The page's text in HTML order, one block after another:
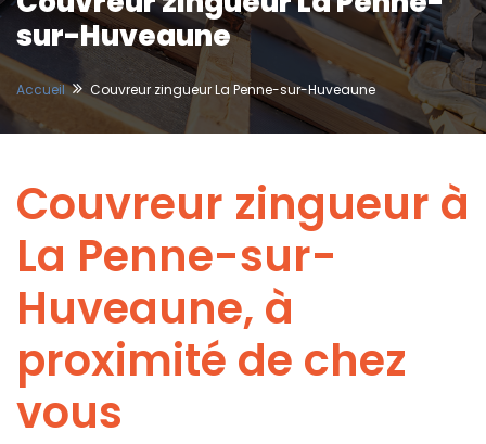
sur-Huveaune
Accueil Couvreur zingueur La Penne-sur-Huveaune
Couvreur zingueur à
La Penne-sur-
Huveaune, à
proximité de chez
vous